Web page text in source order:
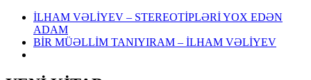
İLHAM VƏLİYEV – STEREOTİPLƏRİ YOX EDƏN
ADAM
BİR MÜƏLLİM TANIYIRAM – İLHAM VƏLİYEV